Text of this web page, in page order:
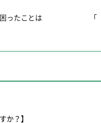
ったことは
か？】